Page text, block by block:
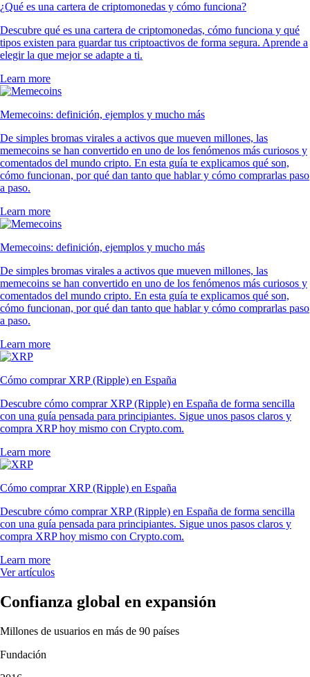
¿Qué es una cartera de criptomonedas y cómo funciona?
Descubre qué es una cartera de criptomonedas, cómo funciona y qué
tipos existen para guardar tus criptoactivos de forma segura. Aprende a
elegir la que mejor se adapte a ti.
Learn more
Memecoins: definición, ejemplos y mucho más
De simples bromas virales a activos que mueven millones, las
memecoins se han convertido en uno de los fenómenos más curiosos y
comentados del mundo cripto. En esta guía te explicamos qué son,
cómo funcionan, por qué dan tanto que hablar y cómo comprarlas paso
a paso.
Learn more
Memecoins: definición, ejemplos y mucho más
De simples bromas virales a activos que mueven millones, las
memecoins se han convertido en uno de los fenómenos más curiosos y
comentados del mundo cripto. En esta guía te explicamos qué son,
cómo funcionan, por qué dan tanto que hablar y cómo comprarlas paso
a paso.
Learn more
Cómo comprar XRP (Ripple) en España
Descubre cómo comprar XRP (Ripple) en España de forma sencilla
con una guía pensada para principiantes. Sigue unos pasos claros y
compra XRP hoy mismo con Crypto.com.
Learn more
Cómo comprar XRP (Ripple) en España
Descubre cómo comprar XRP (Ripple) en España de forma sencilla
con una guía pensada para principiantes. Sigue unos pasos claros y
compra XRP hoy mismo con Crypto.com.
Learn more
Ver artículos
Confianza global en expansión
Millones de usuarios en más de 90 países
Fundación